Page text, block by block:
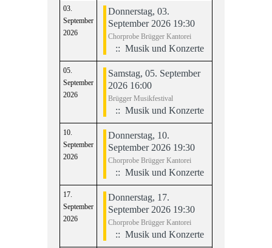
03.
September
2026
Donnerstag, 03.
September 2026 19:30
Chorprobe Brügger Kantorei
:: Musik und Konzerte
05.
September
2026
Samstag, 05. September
2026 16:00
Brügger Musikfestival
:: Musik und Konzerte
10.
September
2026
Donnerstag, 10.
September 2026 19:30
Chorprobe Brügger Kantorei
:: Musik und Konzerte
17.
September
2026
Donnerstag, 17.
September 2026 19:30
Chorprobe Brügger Kantorei
:: Musik und Konzerte